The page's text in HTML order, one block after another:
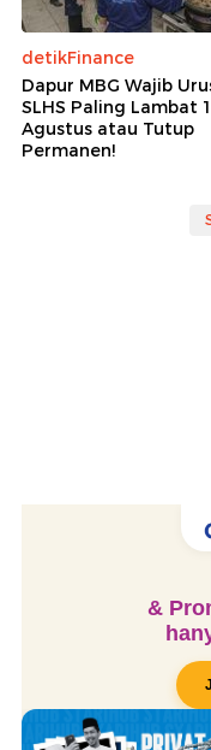
detikFinance
Dapur MBG Wajib
SLHS Paling Lambat
Agustus atau Tutup
Permanen!